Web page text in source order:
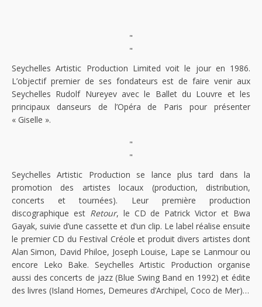
"
"
Seychelles Artistic Production Limited voit le jour en 1986.
L’objectif premier de ses fondateurs est de faire venir aux
Seychelles Rudolf Nureyev avec le Ballet du Louvre et les
principaux danseurs de l’Opéra de Paris pour présenter
« Giselle ».
"
"
Seychelles Artistic Production se lance plus tard dans la
promotion des artistes locaux (production, distribution,
concerts et tournées). Leur première production
discographique est Retour, le CD de Patrick Victor et Bwa
Gayak, suivie d’une cassette et d’un clip. Le label réalise ensuite
le premier CD du Festival Créole et produit divers artistes dont
Alan Simon, David Philoe, Joseph Louise, Lape se Lanmour ou
encore Leko Bake. Seychelles Artistic Production organise
aussi des concerts de jazz (Blue Swing Band en 1992) et édite
des livres (Island Homes, Demeures d’Archipel, Coco de Mer)…